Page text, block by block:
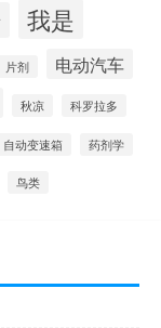
我是
片剂 电动汽车
秋凉 科罗拉多
自动变速箱 药剂学
鸟类